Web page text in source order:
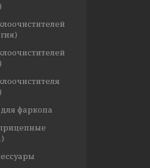
фаркопа